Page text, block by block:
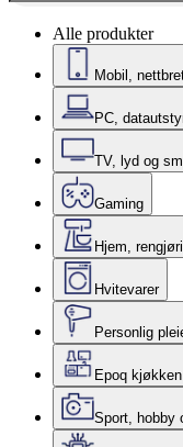
Alle produkter
Mobil,
PC,
TV, lyd og
Gaming
Hjem,
Hvitevarer
Personlig
Epoq
Sport, hobby